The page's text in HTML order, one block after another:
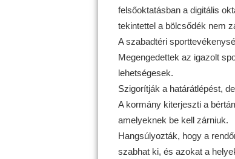
felsőoktatásban a digitális
tekintettel a bölcsődék nem
A szabadtéri
Megengedettek az igazolt
lehetségesek.
Szigorítják a határátlépést,
A kormány kiterjeszti a
amelyeknek be kell zárniuk.
Hangsúlyozták, hogy a
szabhat ki, és azokat a